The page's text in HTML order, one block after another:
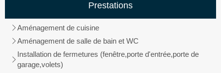
Prestations
Aménagement de cuisine
Aménagement de salle de bain et WC
Installation de fermetures (fenêtre,porte d'entrée,porte de
garage,volets)